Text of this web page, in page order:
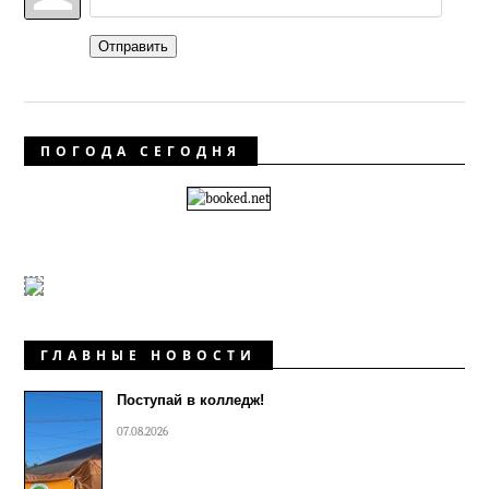
Отправить
ПОГОДА СЕГОДНЯ
ГЛАВНЫЕ НОВОСТИ
Поступай в колледж!
07.08.2026